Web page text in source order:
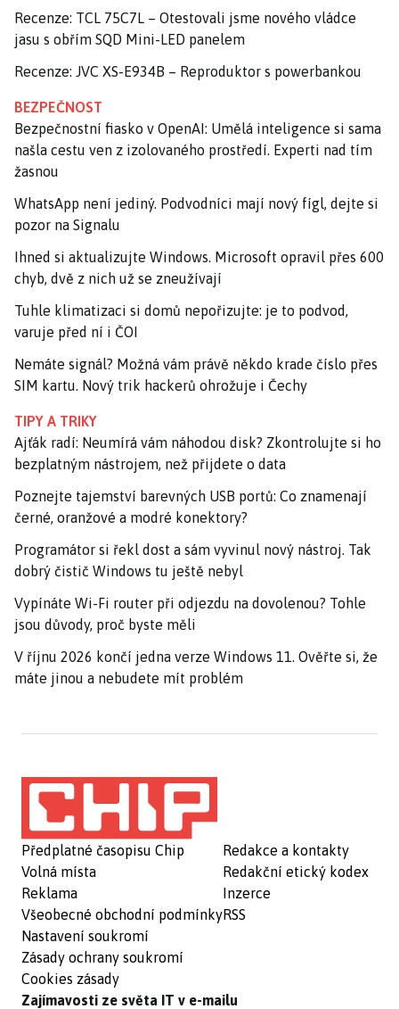
Recenze: TCL 75C7L – Otestovali jsme nového vládce
jasu s obřím SQD Mini-LED panelem
Recenze: JVC XS-E934B – Reproduktor s powerbankou
BEZPEČNOST
Bezpečnostní fiasko v OpenAI: Umělá inteligence si sama
našla cestu ven z izolovaného prostředí. Experti nad tím
žasnou
WhatsApp není jediný. Podvodníci mají nový fígl, dejte si
pozor na Signalu
Ihned si aktualizujte Windows. Microsoft opravil přes 600
chyb, dvě z nich už se zneužívají
Tuhle klimatizaci si domů nepořizujte: je to podvod,
varuje před ní i ČOI
Nemáte signál? Možná vám právě někdo krade číslo přes
SIM kartu. Nový trik hackerů ohrožuje i Čechy
TIPY A TRIKY
Ajťák radí: Neumírá vám náhodou disk? Zkontrolujte si ho
bezplatným nástrojem, než přijdete o data
Poznejte tajemství barevných USB portů: Co znamenají
černé, oranžové a modré konektory?
Programátor si řekl dost a sám vyvinul nový nástroj. Tak
dobrý čistič Windows tu ještě nebyl
Vypínáte Wi-Fi router při odjezdu na dovolenou? Tohle
jsou důvody, proč byste měli
V říjnu 2026 končí jedna verze Windows 11. Ověřte si, že
máte jinou a nebudete mít problém
Předplatné časopisu Chip
Volná místa
Reklama
Všeobecné obchodní podmínky
Nastavení soukromí
Zásady ochrany soukromí
Cookies zásady
Redakce a kontakty
Redakční etický kodex
Inzerce
RSS
Zajímavosti ze světa IT v e-mailu